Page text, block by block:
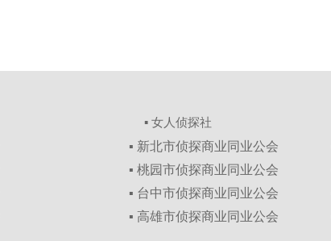
▪ 女人侦探社
▪ 新北市侦探商业同业公会
▪ 桃园市侦探商业同业公会
▪ 台中市侦探商业同业公会
▪ 高雄市侦探商业同业公会